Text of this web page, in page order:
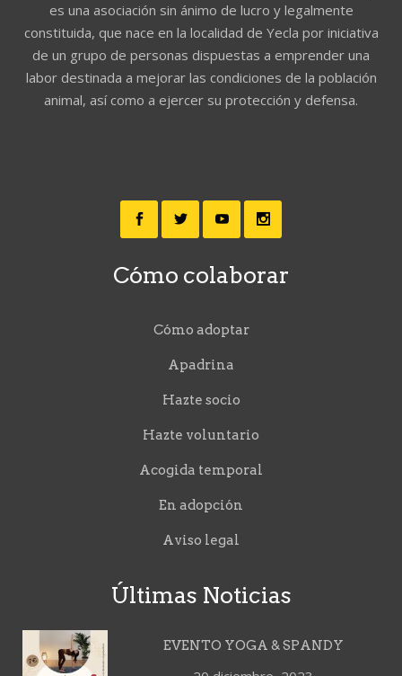
es una asociación sin ánimo de lucro y legalmente
constituida, que nace en la localidad de Yecla por iniciativa
de un grupo de personas dispuestas a emprender una
labor destinada a mejorar las condiciones de la población
animal, así como a ejercer su protección y defensa.
Cómo colaborar
Cómo adoptar
Apadrina
Hazte socio
Hazte voluntario
Acogida temporal
En adopción
Aviso legal
Últimas Noticias
EVENTO YOGA & SPANDY